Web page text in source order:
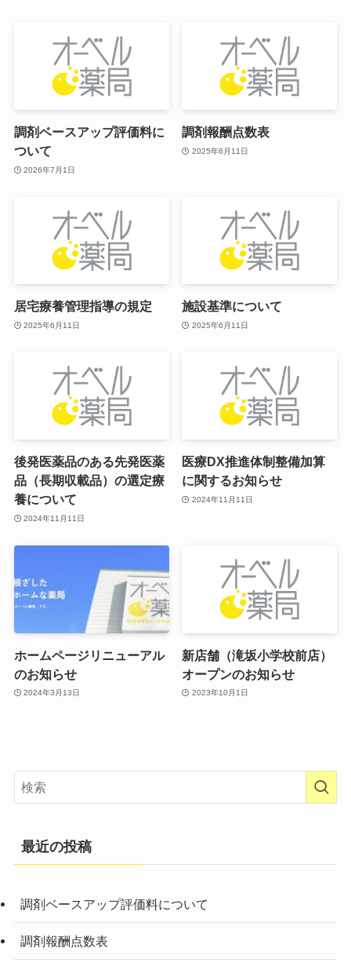
調剤ベースアップ評価料に
ついて
2026年7月1日
調剤報酬点数表
2025年6月11日
居宅療養管理指導の規定
2025年6月11日
施設基準について
2025年6月11日
後発医薬品のある先発医薬
品（長期収載品）の選定療
養について
2024年11月11日
医療DX推進体制整備加算
に関するお知らせ
2024年11月11日
ホームページリニューアル
のお知らせ
2024年3月13日
新店舗（滝坂小学校前店）
オープンのお知らせ
2023年10月1日
最近の投稿
調剤ベースアップ評価料について
調剤報酬点数表